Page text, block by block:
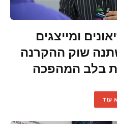
ומייצגים
שוק ההקרנה
בלב המהפכה
עוד